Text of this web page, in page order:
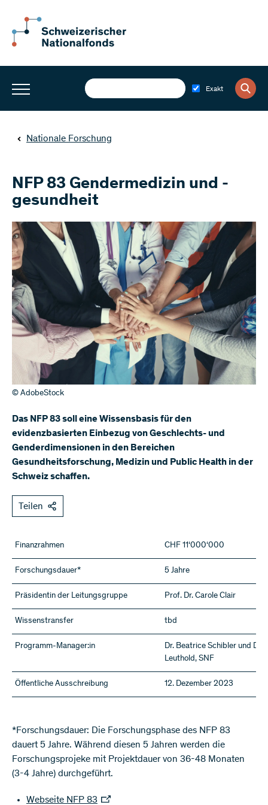
Exakt
Nationale Forschung
NFP 83 Gendermedizin und -
gesundheit
© AdobeStock
Das NFP 83 soll eine Wissensbasis für den
evidenzbasierten Einbezug von Geschlechts- und
Genderdimensionen in den Bereichen
Gesundheitsforschung, Medizin und Public Health in der
Schweiz schaffen.
Teilen
Finanzrahmen CHF 11‘000‘000
Forschungsdauer* 5 Jahre
Präsidentin der Leitungsgruppe Prof. Dr. Carole Clair
Wissenstransfer tbd
Programm-Manager:in
Dr. Beatrice Schibler und Dr.
Leuthold, SNF
Öffentliche Ausschreibung 12. Dezember 2023
*Forschungsdauer: Die Forschungsphase des NFP 83
dauert 5 Jahre. Während diesen 5 Jahren werden die
Forschungsprojeke mit Projektdauer von 36-48 Monaten
(3-4 Jahre) durchgeführt.
Webseite NFP 83